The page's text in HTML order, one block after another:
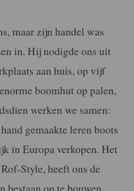
maar zijn handel was
in. Hij nodigde ons uit
aan huis, op vijf
boomhut op palen,
werken we samen:
gemaakte leren boots
in Europa verkopen. Het
Style, heeft ons de
bestaan op te bouwen.